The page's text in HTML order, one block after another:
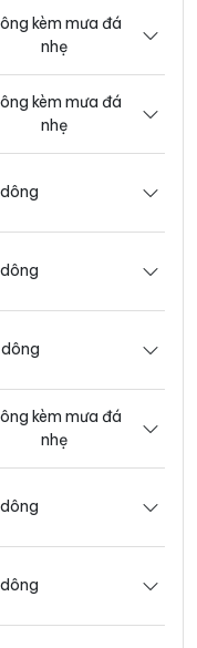
kèm mưa đá
nhẹ
kèm mưa đá
nhẹ
kèm mưa đá
nhẹ